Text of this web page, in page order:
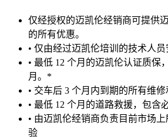
仅经授权的迈凯伦经销商可提供
的所有优惠。
• 仅由经过迈凯伦培训的技术人
• 最低 12 个月的迈凯伦认证质保
月。*
• 交车后 3 个月内到期的所有维
• 最低 12 个月的道路救援，包含
• 由迈凯伦经销商负责目前市场
验